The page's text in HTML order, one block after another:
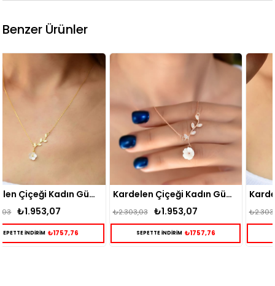
Benzer Ürünler
Kardelen Çiçeği Kadın Gümüş Kolye Rose
₺2.303,03
SEPETTE İNDİRİM
Kardelen Çiçeği Kadın Gümüş Kolye Gold
₺2.303,03
SEPETTE İNDİRİM